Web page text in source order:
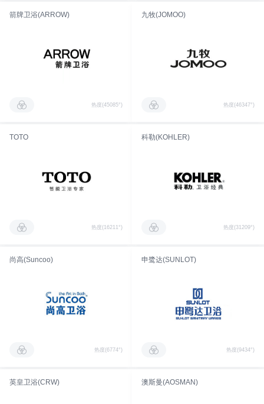
箭牌卫浴(ARROW)
热度(45085°)
九牧(JOMOO)
热度(46347°)
TOTO
热度(16211°)
科勒(KOHLER)
热度(31209°)
尚高(Suncoo)
热度(6774°)
申鹭达(SUNLOT)
热度(9434°)
英皇卫浴(CRW) 澳斯曼(AOSMAN)